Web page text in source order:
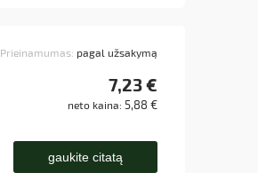
Prieinamumas: pagal užsakymą
7,23 €
neto kaina: 5,88 €
gaukite citatą